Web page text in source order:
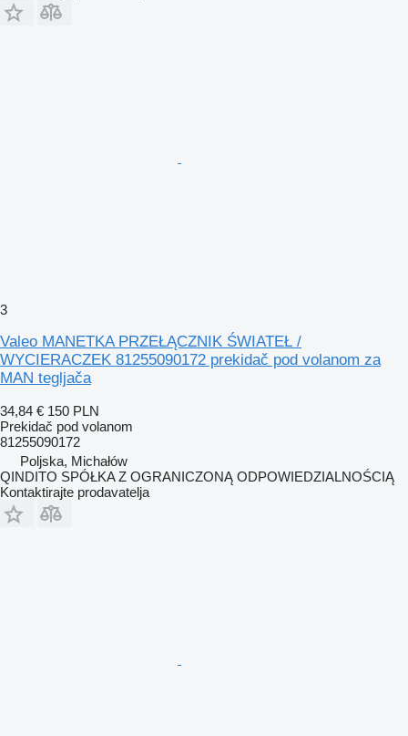
3
Valeo MANETKA PRZEŁĄCZNIK ŚWIATEŁ /
WYCIERACZEK 81255090172 prekidač pod volanom za
MAN tegljača
34,84 € 150 PLN
Prekidač pod volanom
81255090172
Poljska, Michałów
QINDITO SPÓŁKA Z OGRANICZONĄ ODPOWIEDZIALNOŚCIĄ
Kontaktirajte prodavatelja